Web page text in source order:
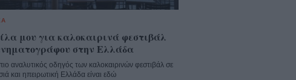
μου για καλοκαιρινά φεστιβάλ
στην Ελλάδα
αναλυτικός οδηγός των καλοκαιρινών φεστιβάλ σε
και ηπειρωτική Ελλάδα είναι εδώ